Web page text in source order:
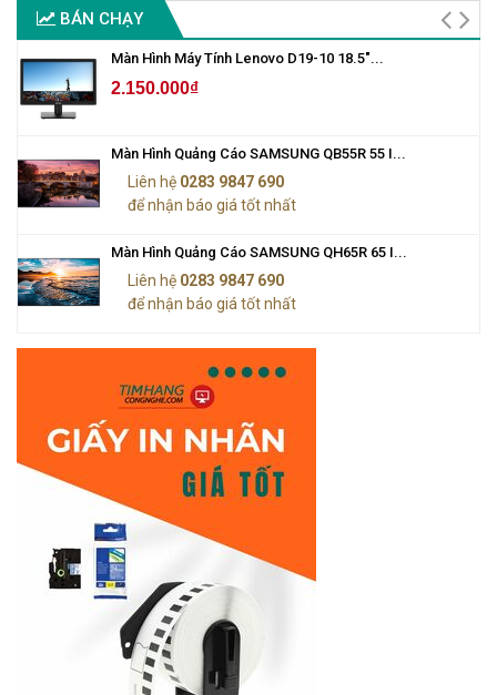
BÁN CHẠY
Màn Hình Máy Tính Lenovo D19-10 18.5"...
2.150.000₫
Màn Hình Quảng Cáo SAMSUNG QB55R 55 I...
Liên hệ 0283 9847 690
để nhận báo giá tốt nhất
Màn Hình Quảng Cáo SAMSUNG QH65R 65 I...
Liên hệ 0283 9847 690
để nhận báo giá tốt nhất